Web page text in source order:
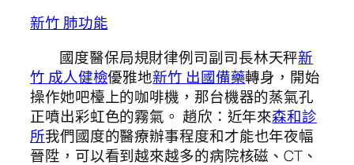
新竹 肺功能
國度醫保局規財律例司副司長林天秤新
竹 成人健檢優雅地新竹 出國備藥轉身，開始
操作她吧檯上的咖啡機，那台機器的蒸氣孔
正噴出彩虹色的霧氣。 趙欣：近年來森和診
所我們國度的醫療辦事程度和才能也年夜幅
晉陞，可以看到越來越多的病院核磁、CT、